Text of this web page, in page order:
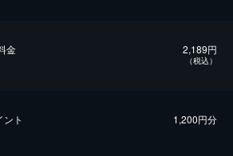
金 2,189円
（税込）
ト 1,200円分